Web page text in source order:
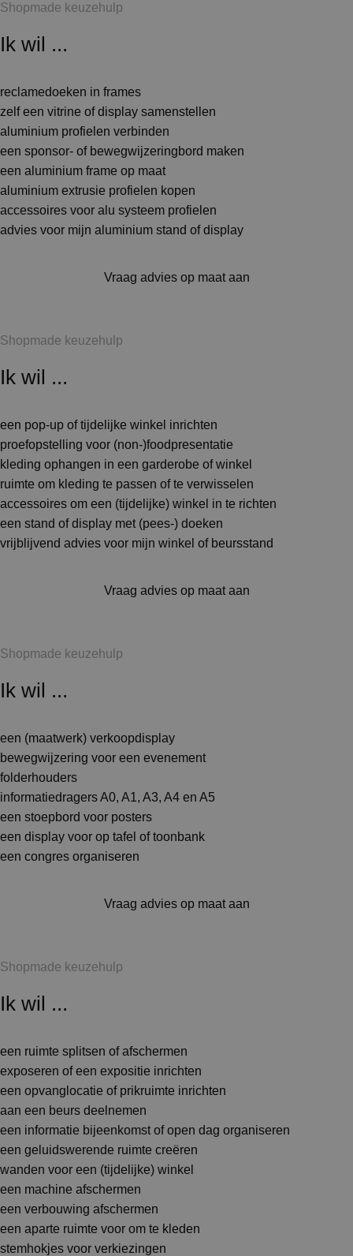
Shopmade keuzehulp
Ik wil ...
reclamedoeken in frames
zelf een vitrine of display samenstellen
aluminium profielen verbinden
een sponsor- of bewegwijzeringbord maken
een aluminium frame op maat
aluminium extrusie profielen kopen
accessoires voor alu systeem profielen
advies voor mijn aluminium stand of display
Vraag advies op maat aan
Shopmade keuzehulp
Ik wil ...
een pop-up of tijdelijke winkel inrichten
proefopstelling voor (non-)foodpresentatie
kleding ophangen in een garderobe of winkel
ruimte om kleding te passen of te verwisselen
accessoires om een (tijdelijke) winkel in te richten
een stand of display met (pees-) doeken
vrijblijvend advies voor mijn winkel of beursstand
Vraag advies op maat aan
Shopmade keuzehulp
Ik wil ...
een (maatwerk) verkoopdisplay
bewegwijzering voor een evenement
folderhouders
informatiedragers A0, A1, A3, A4 en A5
een stoepbord voor posters
een display voor op tafel of toonbank
een congres organiseren
Vraag advies op maat aan
Shopmade keuzehulp
Ik wil ...
een ruimte splitsen of afschermen
exposeren of een expositie inrichten
een opvanglocatie of prikruimte inrichten
aan een beurs deelnemen
een informatie bijeenkomst of open dag organiseren
een geluidswerende ruimte creëren
wanden voor een (tijdelijke) winkel
een machine afschermen
een verbouwing afschermen
een aparte ruimte voor om te kleden
stemhokjes voor verkiezingen